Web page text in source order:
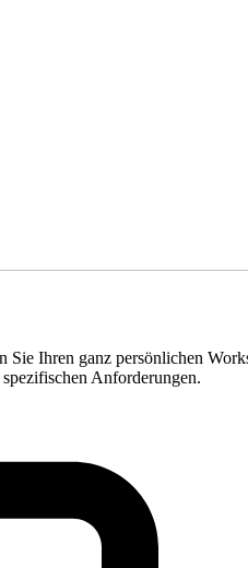
Ihren ganz persönlichen
Anforderungen.